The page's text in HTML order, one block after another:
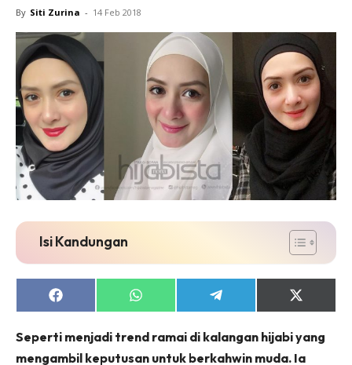
By Siti Zurina - 14 Feb 2018
Isi Kandungan
Share
on
Share
on
Share
on
Share
on
(Twitter)
Seperti menjadi trend ramai di kalangan hijabi yang
mengambil keputusan untuk berkahwin muda. Ia